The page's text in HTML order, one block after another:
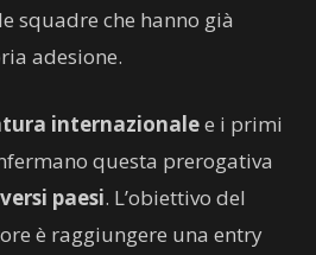
squadre che hanno già
adesione.
internazionalee i primi
questa prerogativa
paesi. L’obiettivo del
è raggiungere una entry